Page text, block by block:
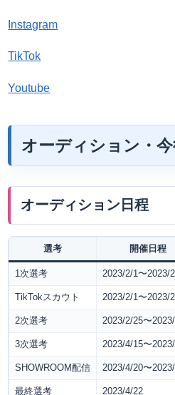
Instagram
TikTok
Youtube
オーディション・
オーディション日程
選考 開催日程
1次選考 2023/2/1〜2023/
TikTokスカウト 2023/2/1〜2023/
2次選考 2023/2/25〜
3次選考 2023/4/15〜
SHOWROOM配信 2023/4/20〜
最終選考 2023/4/22